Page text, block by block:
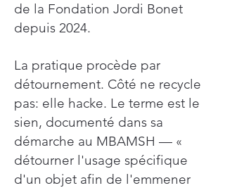
de la Fondation Jordi Bonet
depuis 2024.
La pratique procède par
détournement. Côté ne recycle
pas: elle hacke. Le terme est le
sien, documenté dans sa
démarche au MBAMSH — «
détourner l'usage spécifique
d'un objet afin de l'emmener